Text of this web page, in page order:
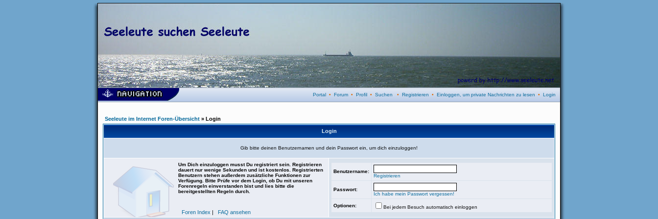
Portal • Forum • Profil • Suchen • Registrieren • Einloggen, um private Nachrichten zu lesen • Login
Seeleute im Internet Foren-Übersicht » Login
Login
Gib bitte deinen Benutzernamen und dein Passwort ein, um dich einzuloggen!
Um Dich einzuloggen musst Du registriert sein. Registrieren
dauert nur wenige Sekunden und ist kostenlos. Registrierten
Benutzern stehen außerdem zusätzliche Funktionen zur
Verfügung. Bitte Prüfe vor dem Login, ob Du mit unseren
Forenregeln einverstanden bist und lies bitte die
bereitgestellten Regeln durch.
Foren Index | FAQ ansehen
Benutzername:
Registrieren
Passwort:
Ich habe mein Passwort vergessen!
Optionen: Bei jedem Besuch automatisch einloggen